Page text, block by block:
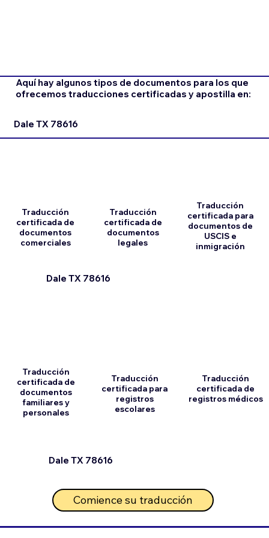
Aquí hay algunos tipos de documentos para los que
ofrecemos traducciones certificadas y apostilla en:
Dale TX 78616
Dale TX 78616
Traducción
certificada de
documentos
comerciales
Traducción
certificada de
documentos
familiares y
personales
Traducción
certificada de
documentos
legales
Traducción
certificada para
registros
escolares
Comience su traducción
Dale TX 78616
Traducción
certificada para
documentos de
USCIS e
inmigración
Traducción
certificada de
registros médicos